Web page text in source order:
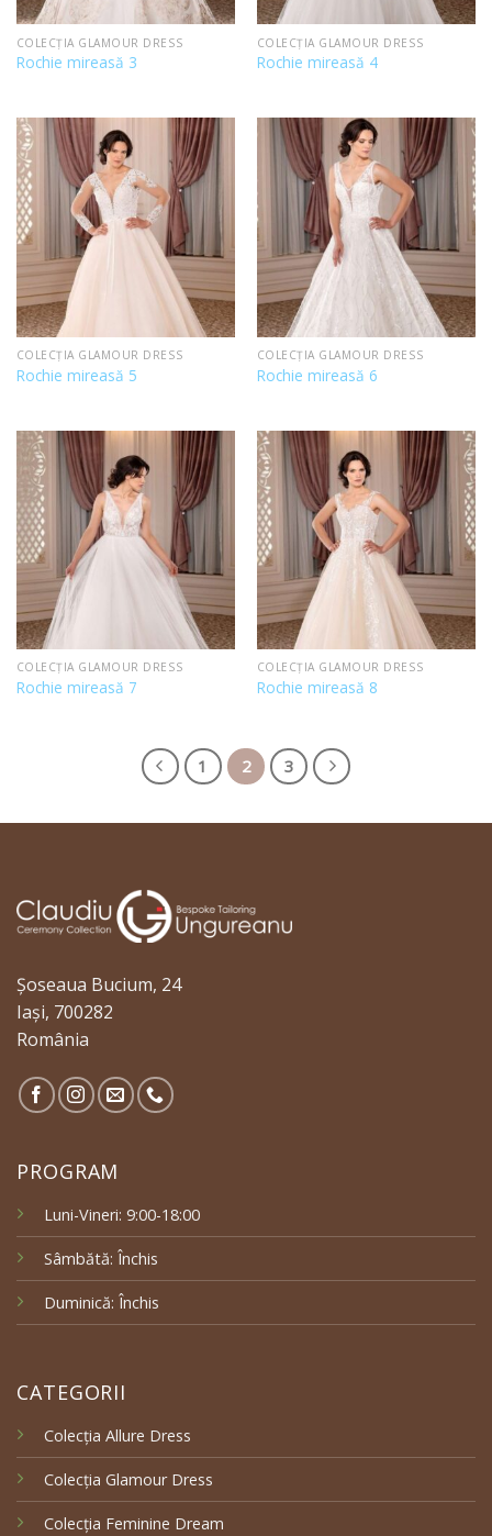
COLECȚIA GLAMOUR DRESS
Rochie mireasă 3
COLECȚIA GLAMOUR DRESS
Rochie mireasă 4
COLECȚIA GLAMOUR DRESS
Rochie mireasă 5
COLECȚIA GLAMOUR DRESS
Rochie mireasă 6
COLECȚIA GLAMOUR DRESS
Rochie mireasă 7
COLECȚIA GLAMOUR DRESS
Rochie mireasă 8
1 2 3
Șoseaua Bucium, 24
Iași, 700282
România
PROGRAM
Luni-Vineri: 9:00-18:00
Sâmbătă: Închis
Duminică: Închis
CATEGORII
Colecția Allure Dress
Colecția Glamour Dress
Colecția Feminine Dream